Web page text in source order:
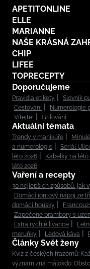
APETITONLINE
ELLE
MARIANNE
NAŠE KRÁSNÁ
CHIP
LIFEE
TOPRECEPTY
Doporučujeme
Pravidla etikety Slovník
Cestování
Numerologie
Vítejte!
Grilování
Aktuální témata
Trendy v manikúře
a numerologie
Seriál
léto 2026
Kabelky na léto
léto 2026
Vaření a recepty
30 nejlepších způsobů, jak
Domácí iontový nápoj ze
domácí housky
Zapečené brambory s
Extra rychlé lívance
meruňky
Ledová káva
Články Svět ženy
Kvíz z českých frazémů:
význam zná málokdo.